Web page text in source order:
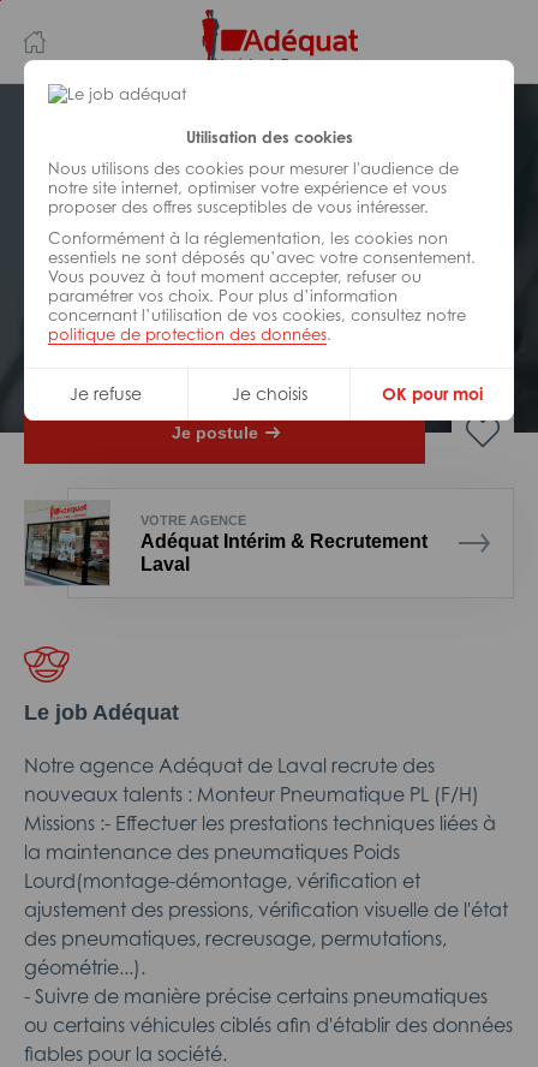
Utilisation des cookies
Nous utilisons des cookies pour mesurer l'audience de
notre site internet, optimiser votre expérience et vous
proposer des offres susceptibles de vous intéresser.
Conformément à la réglementation, les cookies non
essentiels ne sont déposés qu’avec votre consentement.
Vous pouvez à tout moment accepter, refuser ou
paramétrer vos choix. Pour plus d’information
concernant l’utilisation de vos cookies, consultez notre
politique de protection des données.
Je refuse Je choisis OK pour moi
au
contenu
principal
navigation
INDUSTRIE/FABRICATION/
TRANSFORMATION
Réf : Z28-131644
Monteur pneumatique pl H/F
Interim laval
Je postule
VOTRE AGENCE
Adéquat Intérim & Recrutement
Laval
Le job Adéquat
Notre agence Adéquat de Laval recrute des
nouveaux talents : Monteur Pneumatique PL (F/H)
Missions :- Effectuer les prestations techniques liées à
la maintenance des pneumatiques Poids
Lourd(montage-démontage, vérification et
ajustement des pressions, vérification visuelle de l'état
des pneumatiques, recreusage, permutations,
géométrie...).
- Suivre de manière précise certains pneumatiques
ou certains véhicules ciblés afin d'établir des données
fiables pour la société.